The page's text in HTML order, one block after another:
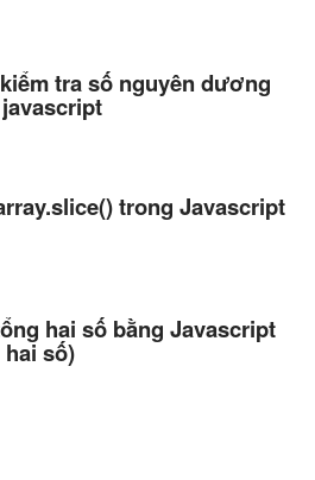
tra số nguyên dương
trong Javascript
hai số bằng Javascript
số)